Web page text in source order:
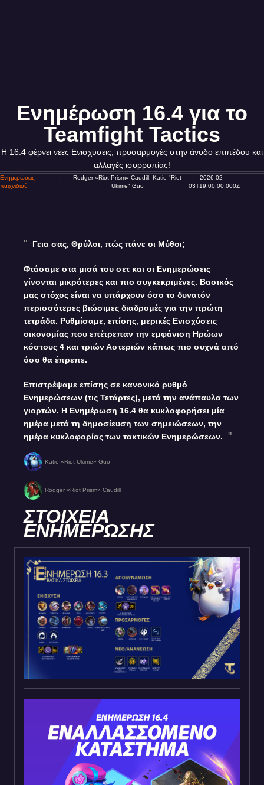
Ενημέρωση 16.4 για το
Teamfight Tactics
Η 16.4 φέρνει νέες Ενισχύσεις, προσαρμογές στην άνοδο επιπέδου και
αλλαγές ισορροπίας!
Ενημερώσεις
παιχνιδιού
Rodger «Riot Prism» Caudill, Katie "Riot
Ukime" Guo
2026-02-
03T19:00:00.000Z
Γεια σας, Θρύλοι, πώς πάνε οι Μύθοι;
Φτάσαμε στα μισά του σετ και οι Ενημερώσεις
γίνονται μικρότερες και πιο συγκεκριμένες. Βασικός
μας στόχος είναι να υπάρχουν όσο το δυνατόν
περισσότερες βιώσιμες διαδρομές για την πρώτη
τετράδα. Ρυθμίσαμε, επίσης, μερικές Ενισχύσεις
οικονομίας που επέτρεπαν την εμφάνιση Ηρώων
κόστους 4 και τριών Αστεριών κάπως πιο συχνά από
όσο θα έπρεπε.
Επιστρέψαμε επίσης σε κανονικό ρυθμό
Ενημερώσεων (τις Τετάρτες), μετά την ανάπαυλα των
γιορτών. Η Ενημέρωση 16.4 θα κυκλοφορήσει μία
ημέρα μετά τη δημοσίευση των σημειώσεων, την
ημέρα κυκλοφορίας των τακτικών Ενημερώσεων.
Katie «Riot Ukime» Guo
Rodger «Riot Prism» Caudill
ΣΤΟΙΧΕΙΑ
ΕΝΗΜΕΡΩΣΗΣ